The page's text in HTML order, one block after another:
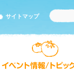
サイトマップ